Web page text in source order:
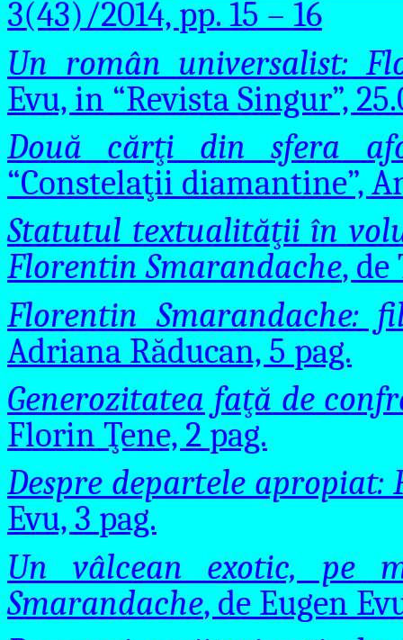
3(43)/2014, pp. 15 – 16
Un român universalist:
Evu, in “Revista Singur”,
Două cărţi din sfera
“Constelaţii diamantine”,
Statutul textualităţii în
Florentin Smarandache, de
Florentin Smarandache:
Adriana Răducan, 5 pag.
Generozitatea faţă de
Florin Ţene, 2 pag.
Despre departele apropiat:
Evu, 3 pag.
Un vâlcean exotic, pe
Smarandache, de Eugen